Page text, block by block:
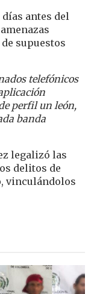
antes del
supuestos
telefónicos
perfil un león,
banda
legalizó las
delitos de
vinculándolos